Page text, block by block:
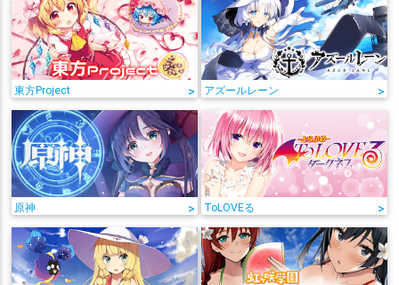
東方Project > アズールレーン >
原神 > ToLOVEる >